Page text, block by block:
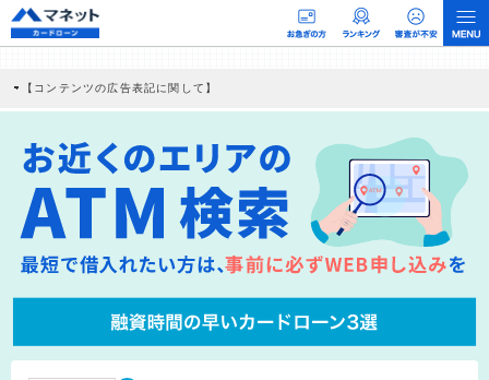
【コンテンツの広告表記に関して】
社に対して企業から紹介報酬が支払われるという収益モデルです。 ただし、特定の
商品を根拠なくPRするものではなく、当編集部の調査／ユーザーへの口コミ収集な
どに基づき、公平性を担保した情報提供を行っています。
>提携企業一覧